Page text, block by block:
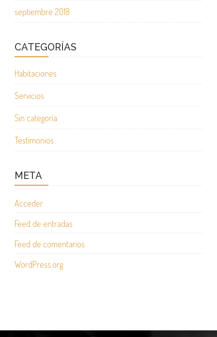
septiembre 2018
CATEGORÍAS
Habitaciones
Servicios
Sin categoría
Testimonios
META
Acceder
Feed de entradas
Feed de comentarios
WordPress.org